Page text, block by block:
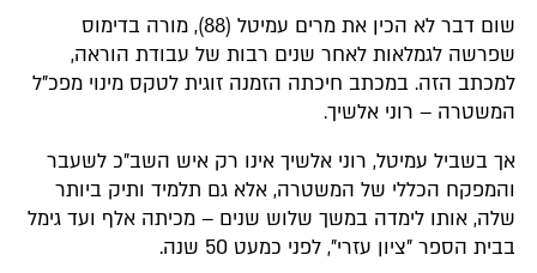
שום דבר לא הכין את מרים עמיטל (88), מורה בדימוס
שפרשה לגמלאות לאחר שנים רבות של עבודת הוראה,
למכתב הזה. במכתב חיכתה הזמנה זוגית לטקס מינוי מפכ"ל
המשטרה – רוני אלשיך.
אך בשביל עמיטל, רוני אלשיך אינו רק איש השב"כ לשעבר
והמפקח הכללי של המשטרה, אלא גם תלמיד ותיק ביותר
שלה, אותו לימדה במשך שלוש שנים – מכיתה אלף ועד גימל
בבית הספר "ציון עזרי", לפני כמעט 50 שנה.